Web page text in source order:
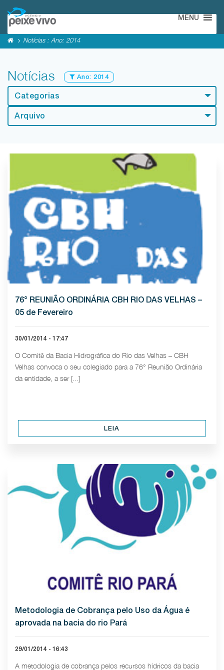
MENU
Notícias : Ano: 2014
Notícias Ano: 2014
Categorias
Arquivo
76° REUNIÃO ORDINÁRIA CBH RIO DAS VELHAS –
05 de Fevereiro
30/01/2014 - 17:47
O Comitê da Bacia Hidrográfica do Rio das Velhas – CBH
Velhas convoca o seu colegiado para a 76° Reunião Ordinária
da entidade, a ser [...]
LEIA
Metodologia de Cobrança pelo Uso da Água é
aprovada na bacia do rio Pará
29/01/2014 - 16:43
A metodologia de cobrança pelos recursos hídricos da bacia